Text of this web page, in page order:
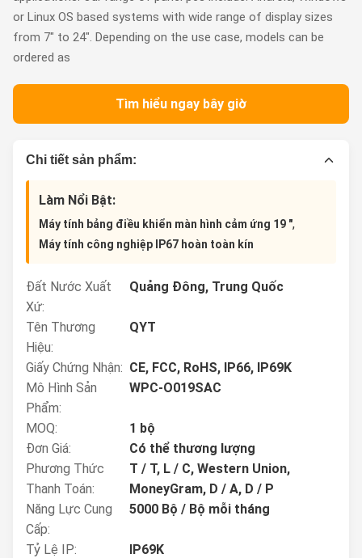
or Linux OS based systems with wide range of display sizes
from 7" to 24". Depending on the use case, models can be
ordered as
Tìm hiểu ngay bây giờ
Chi tiết sản phẩm:
Làm Nổi Bật:
Máy tính bảng điều khiển màn hình cảm ứng 19 ",
Máy tính công nghiệp IP67 hoàn toàn kín
Đất Nước Xuất
Xứ:
Quảng Đông, Trung Quốc
Tên Thương
Hiệu:
QYT
Giấy Chứng Nhận: CE, FCC, RoHS, IP66, IP69K
Mô Hình Sản
Phẩm:
WPC-O019SAC
MOQ:
1 bộ
Đơn Giá:
Có thể thương lượng
Phương Thức
Thanh Toán:
T / T, L / C, Western Union,
MoneyGram, D / A, D / P
Năng Lực Cung
Cấp:
5000 Bộ / Bộ mỗi tháng
Tỷ Lệ IP:
IP69K